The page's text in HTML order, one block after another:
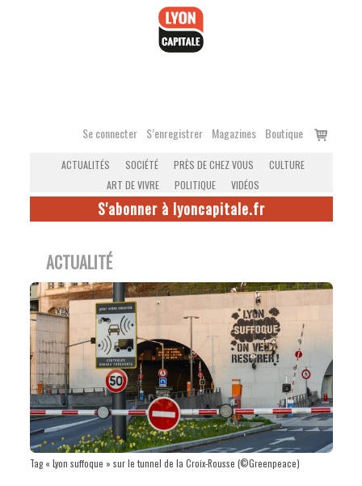
Se connecter S’enregistrer Magazines Boutique
Voir
ACTUALITÉS SOCIÉTÉ PRÈS DE CHEZ VOUS
CULTURE
ART DE VIVRE
POLITIQUE VIDÉOS
S'abonner à lyoncapitale.fr
ACTUALITÉ
Tag « Lyon suffoque » sur le tunnel de la Croix-Rousse (©Greenpeace)